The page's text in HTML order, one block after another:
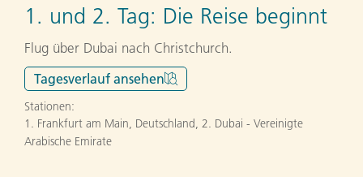
1. und 2. Tag: Die Reise beginnt
Flug über Dubai nach Christchurch.
Tagesverlauf ansehen
Stationen:
1. Frankfurt am Main, Deutschland, 2. Dubai - Vereinigte
Arabische Emirate